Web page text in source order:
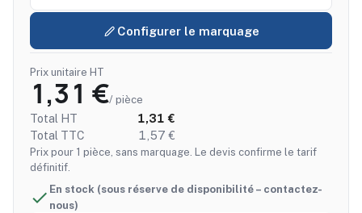
Configurer le marquage
Prix unitaire HT
1,31 €/ pièce
Total HT
1,31 €
Total TTC
1,57 €
Prix pour 1 pièce, sans marquage. Le devis confirme le tarif
définitif.
 En stock (sous réserve de disponibilité – contactez-
nous)